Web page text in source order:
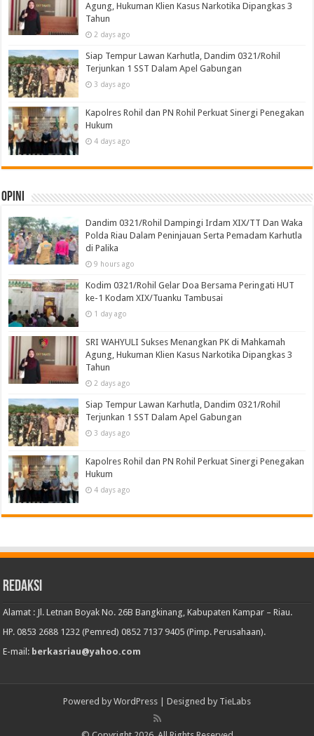
Agung, Hukuman Klien Kasus Narkotika Dipangkas 3
Tahun
2 days ago
Siap Tempur Lawan Karhutla, Dandim 0321/Rohil
Terjunkan 1 SST Dalam Apel Gabungan
3 days ago
Kapolres Rohil dan PN Rohil Perkuat Sinergi Penegakan
Hukum
4 days ago
Opini
Dandim 0321/Rohil Dampingi Irdam XIX/TT Dan Waka
Polda Riau Dalam Peninjauan Serta Pemadam Karhutla
di Palika
9 hours ago
Kodim 0321/Rohil Gelar Doa Bersama Peringati HUT
ke-1 Kodam XIX/Tuanku Tambusai
1 day ago
SRI WAHYULI Sukses Menangkan PK di Mahkamah
Agung, Hukuman Klien Kasus Narkotika Dipangkas 3
Tahun
2 days ago
Siap Tempur Lawan Karhutla, Dandim 0321/Rohil
Terjunkan 1 SST Dalam Apel Gabungan
3 days ago
Kapolres Rohil dan PN Rohil Perkuat Sinergi Penegakan
Hukum
4 days ago
Redaksi
Alamat : Jl. Letnan Boyak No. 26B Bangkinang, Kabupaten Kampar – Riau.
HP. 0853 2688 1232 (Pemred) 0852 7137 9405 (Pimp. Perusahaan).
E-mail: berkasriau@yahoo.com
Powered by WordPress | Designed by TieLabs